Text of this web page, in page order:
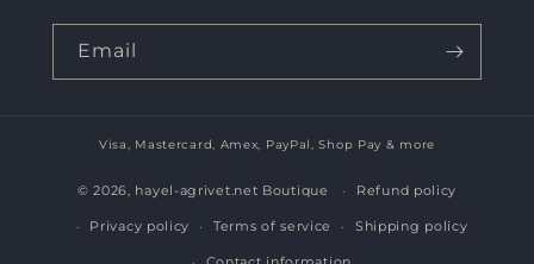
Email
Payment
methods
Visa, Mastercard, Amex, PayPal, Shop Pay & more
© 2026, hayel-agrivet.net Boutique Refund policy
Privacy policy Terms of service Shipping policy